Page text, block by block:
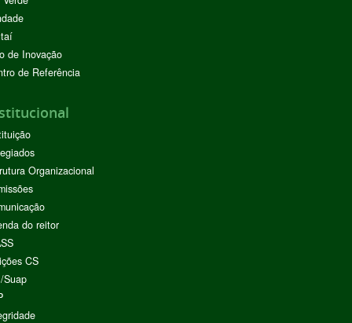
de Inovação
de Referência
Organizacional
do reitor
CS
Suap